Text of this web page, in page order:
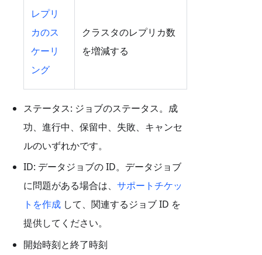
レプリ
カのス
ケーリ
ング
クラスタのレプリカ数
を増減する
ステータス: ジョブのステータス。成
功、進行中、保留中、失敗、キャンセ
ルのいずれかです。
ID: データジョブの ID。データジョブ
に問題がある場合は、 サポートチケッ
トを作成 して、関連するジョブ ID を
提供してください。
開始時刻と終了時刻